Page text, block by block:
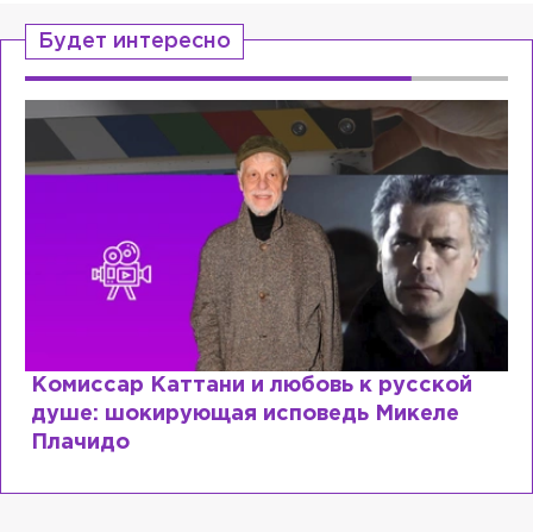
Будет интересно
и любовь к русской
исповедь Микеле
Специалист
почему мир